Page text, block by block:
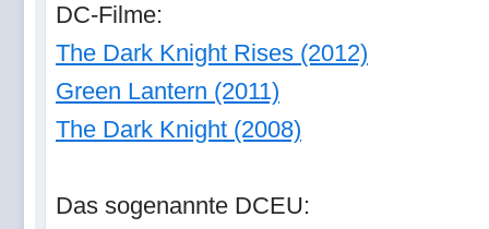
DC-Filme:
The Dark Knight Rises (2012)
Green Lantern (2011)
The Dark Knight (2008)
Das sogenannte DCEU: